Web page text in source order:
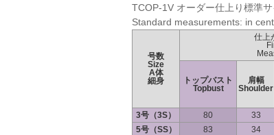
TCOP-1V オーダー仕上り標準
Standard measurements: in
号数
Size
A体
細身
仕上
トップバスト
Topbust
肩幅
Shoulder
3号（3S）
80 33
5号（SS）
83 34